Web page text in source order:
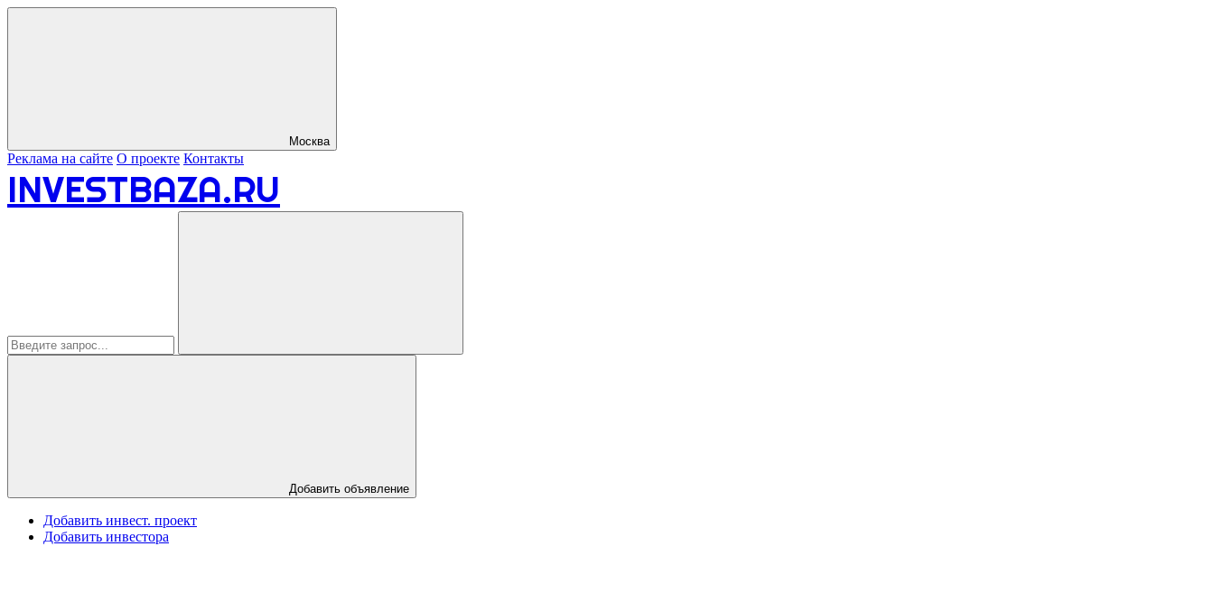
Москва
Реклама на сайте О проекте Контакты
INVESTBAZA.RU
Добавить объявление
Добавить инвест. проект
Добавить инвестора